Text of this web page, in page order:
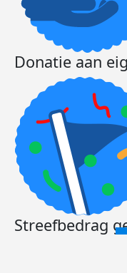
Donatie aan
Streefbedrag